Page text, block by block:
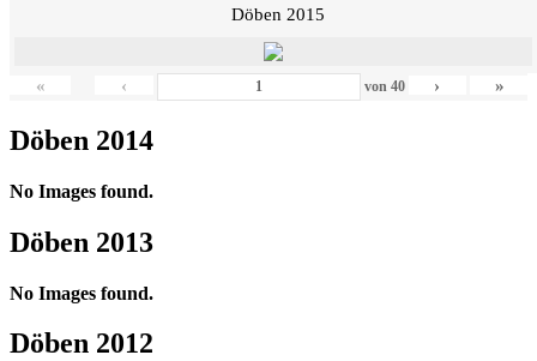
Döben 2015
« ‹ von 40 › »
Döben 2014
No Images found.
Döben 2013
No Images found.
Döben 2012